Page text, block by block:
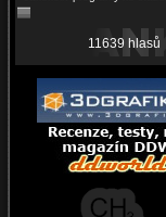
11639 hlasů